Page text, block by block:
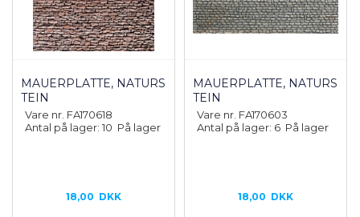
MAUERPLATTE, NATURS
TEIN
Vare nr. FA170618
Antal på lager: 10 På lager
18,00 DKK
MAUERPLATTE, NATURS
TEIN
Vare nr. FA170603
Antal på lager: 6 På lager
18,00 DKK